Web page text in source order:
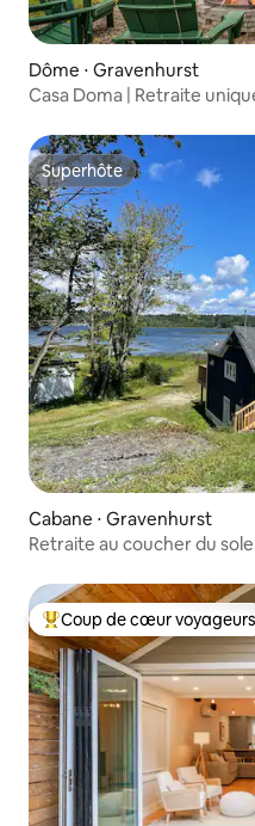
Dôme ⋅ Gravenhurst
Casa Doma | Retraite
Superhôte
Superhôte
Cabane ⋅ Gravenhurst
Retraite au coucher du
Coups de cœur voyageurs
Coup de cœur voyageurs